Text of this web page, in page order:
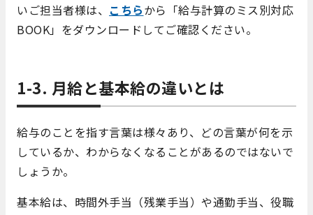
いご担当者様は、 こちらから「給与計算のミス別対応
BOOK」をダウンロードしてご確認ください。
1-3. 月給と基本給の違いとは
給与のことを指す言葉は様々あり、どの言葉が何を示
しているか、わからなくなることがあるのではないで
しょうか。
基本給は、時間外手当（残業手当）や通勤手当、役職